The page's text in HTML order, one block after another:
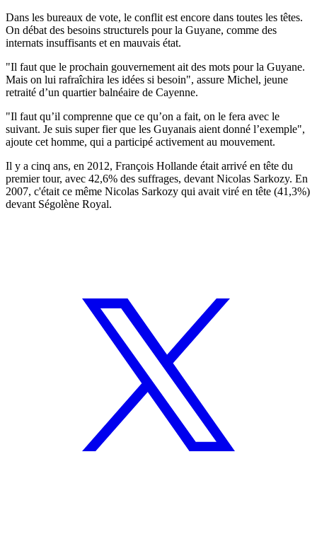
Dans les bureaux de vote, le conflit est encore dans toutes les têtes.
On débat des besoins structurels pour la Guyane, comme des
internats insuffisants et en mauvais état.
"Il faut que le prochain gouvernement ait des mots pour la Guyane.
Mais on lui rafraîchira les idées si besoin", assure Michel, jeune
retraité d’un quartier balnéaire de Cayenne.
"Il faut qu’il comprenne que ce qu’on a fait, on le fera avec le
suivant. Je suis super fier que les Guyanais aient donné l’exemple",
ajoute cet homme, qui a participé activement au mouvement.
Il y a cinq ans, en 2012, François Hollande était arrivé en tête du
premier tour, avec 42,6% des suffrages, devant Nicolas Sarkozy. En
2007, c'était ce même Nicolas Sarkozy qui avait viré en tête (41,3%)
devant Ségolène Royal.